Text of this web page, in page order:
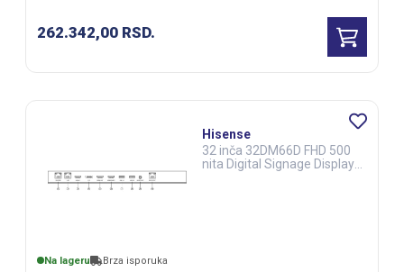
262.342,00 RSD.
Na lageru Brza isporuka
Hisense
32 inča 32DM66D FHD 500
nita Digital Signage Display -